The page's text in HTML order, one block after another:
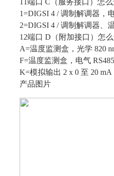
11端口 C（服务接口）怎
1=DIGSI 4 / 调制解调器，
2=DIGSI 4 / 调制解调器、
12端口 D（附加接口）怎
A=温度监测盒，光学 820
F=温度监测盒，电气 RS485
K=模拟输出 2 x 0 至 20 mA
产品图片